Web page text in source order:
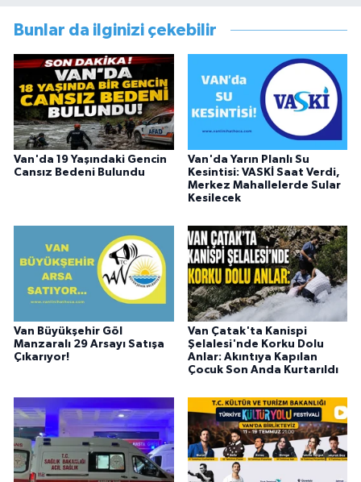
görevini yürütürken istifa edip sosyal medyayı
tercih etmiştir.
Bunlar da ilginizi çekebilir
Van'da 19 Yaşındaki Gencin
Cansız Bedeni Bulundu
Van'da Yarın Planlı Su
Kesintisi: VASKİ Saat Verdi,
Merkez Mahallelerde Sular
Kesilecek
Van Büyükşehir Göl
Manzaralı 29 Arsayı Satışa
Çıkarıyor!
Van Çatak'ta Kanispi
Şelalesi'nde Korku Dolu
Anlar: Akıntıya Kapılan
Çocuk Son Anda Kurtarıldı